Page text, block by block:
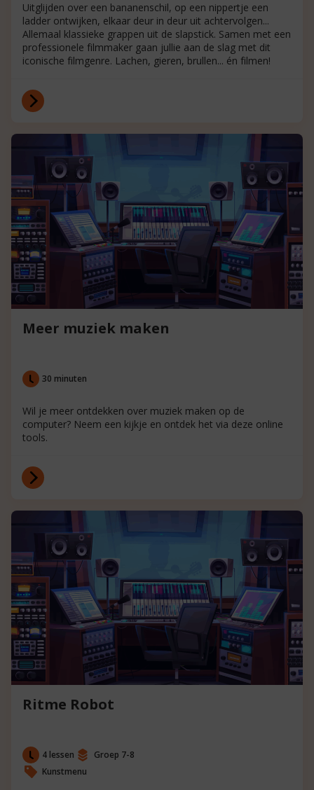
Uitglijden over een bananenschil, op een nippertje een
ladder ontwijken, elkaar deur in deur uit achtervolgen...
Allemaal klassieke grappen uit de slapstick. Samen met een
professionele filmmaker gaan jullie aan de slag met dit
iconische filmgenre. Lachen, gieren, brullen... én filmen!
Meer muziek maken
30 minuten
Wil je meer ontdekken over muziek maken op de
computer? Neem een kijkje en ontdek het via deze online
tools.
Ritme Robot
4 lessen
Groep 7-8
Kunstmenu